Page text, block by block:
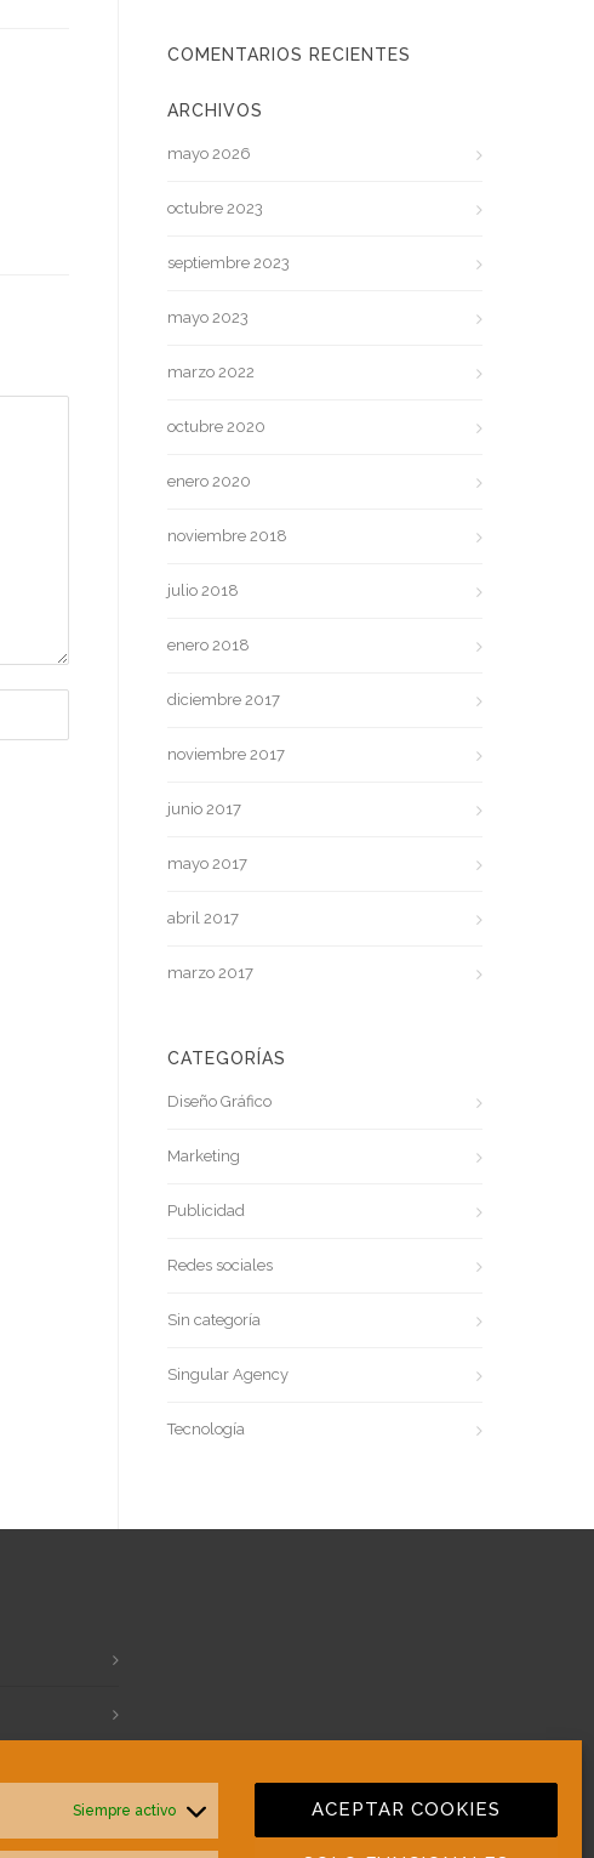
Siempre activo ACEPTAR COOKIES
COMENTARIOS RECIENTES
ARCHIVOS
mayo 2026
octubre 2023
septiembre 2023
mayo 2023
marzo 2022
octubre 2020
enero 2020
noviembre 2018
julio 2018
enero 2018
diciembre 2017
noviembre 2017
junio 2017
mayo 2017
abril 2017
marzo 2017
CATEGORÍAS
Diseño Gráfico
Marketing
Publicidad
Redes sociales
Sin categoría
Singular Agency
Tecnología